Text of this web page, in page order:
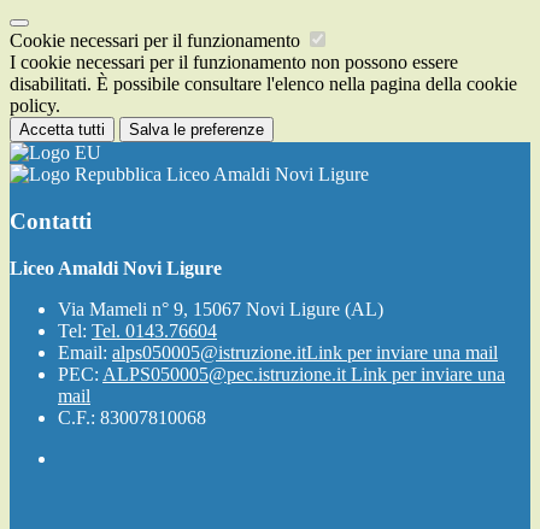
Cookie necessari per il funzionamento
I cookie necessari per il funzionamento non possono essere
disabilitati. È possibile consultare l'elenco nella pagina della cookie
policy.
Accetta tutti Salva le preferenze
Liceo Amaldi Novi Ligure
Contatti
Liceo Amaldi Novi Ligure
Via Mameli n° 9, 15067 Novi Ligure (AL)
Tel: Tel. 0143.76604
Email: alps050005@istruzione.itLink per inviare una mail
PEC: ALPS050005@pec.istruzione.it Link per inviare una
mail
C.F.: 83007810068